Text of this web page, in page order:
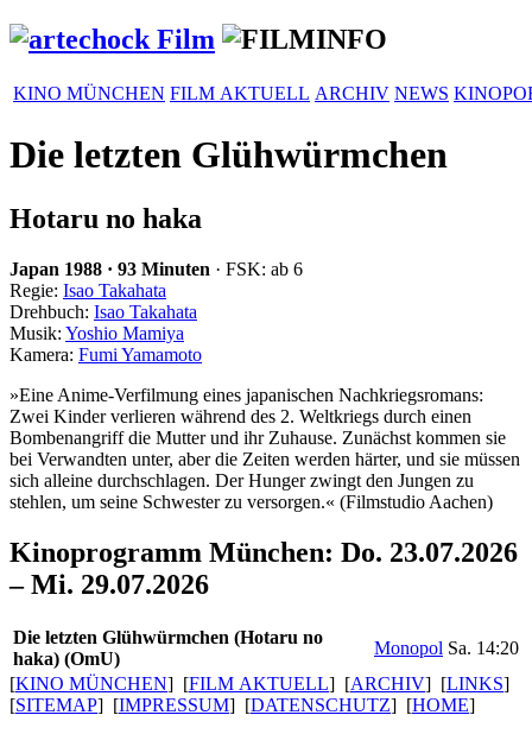
KINO MÜNCHEN FILM AKTUELL ARCHIV NEWS
Die letzten Glühwürmchen
Hotaru no haka
Japan 1988 · 93 Minuten · FSK: ab 6
Regie: Isao Takahata
Drehbuch: Isao Takahata
Musik: Yoshio Mamiya
Kamera: Fumi Yamamoto
»Eine Anime-Verfil­mung eines japa­ni­schen Nach­kriegs­ro­mans:
Zwei Kinder verlieren während des 2. Welt­kriegs durch einen
Bomben­an­griff die Mutter und ihr Zuhause. Zunächst kommen sie
bei Verwandten unter, aber die Zeiten werden härter, und sie müssen
sich alleine durch­schlagen. Der Hunger zwingt den Jungen zu
stehlen, um seine Schwester zu versorgen.« (Film­studio Aachen)
Kinoprogramm München: Do. 23.07.2026
– Mi. 29.07.2026
Die letzten Glühwürm­chen (Hotaru no
haka) (OmU)
Monopol Sa. 14:20
[KINO MÜNCHEN] [FILM AKTUELL] [ARCHIV] [LINKS]
[SITEMAP] [IMPRESSUM] [DATENSCHUTZ] [HOME]